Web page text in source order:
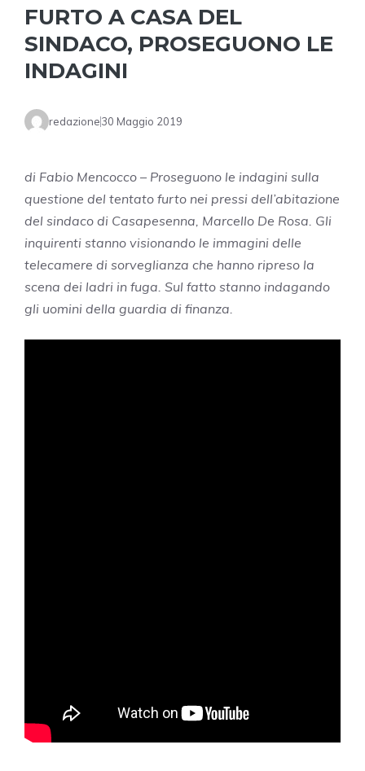
FURTO A CASA DEL
SINDACO, PROSEGUONO LE
INDAGINI
redazione30 Maggio 2019
di Fabio Mencocco – Proseguono le indagini sulla
questione del tentato furto nei pressi dell’abitazione
del sindaco di Casapesenna, Marcello De Rosa. Gli
inquirenti stanno visionando le immagini delle
telecamere di sorveglianza che hanno ripreso la
scena dei ladri in fuga. Sul fatto stanno indagando
gli uomini della guardia di finanza.